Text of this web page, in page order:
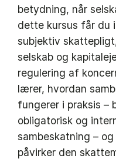
betydning, når
dette kursus får du
subjektiv
selskab og
regulering af
lærer, hvordan
fungerer i praksis –
obligatorisk og
sambeskatning –
påvirker den